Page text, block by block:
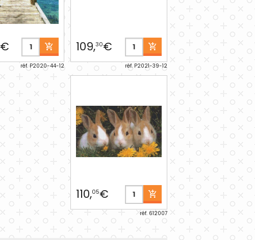
€
réf. P2020-44-12
109,30€
réf. P2021-39-12
110,05€
réf. 612007